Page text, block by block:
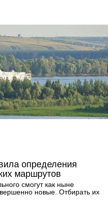
определения
маршрутов
смогут как ныне
новые. Отбирать их